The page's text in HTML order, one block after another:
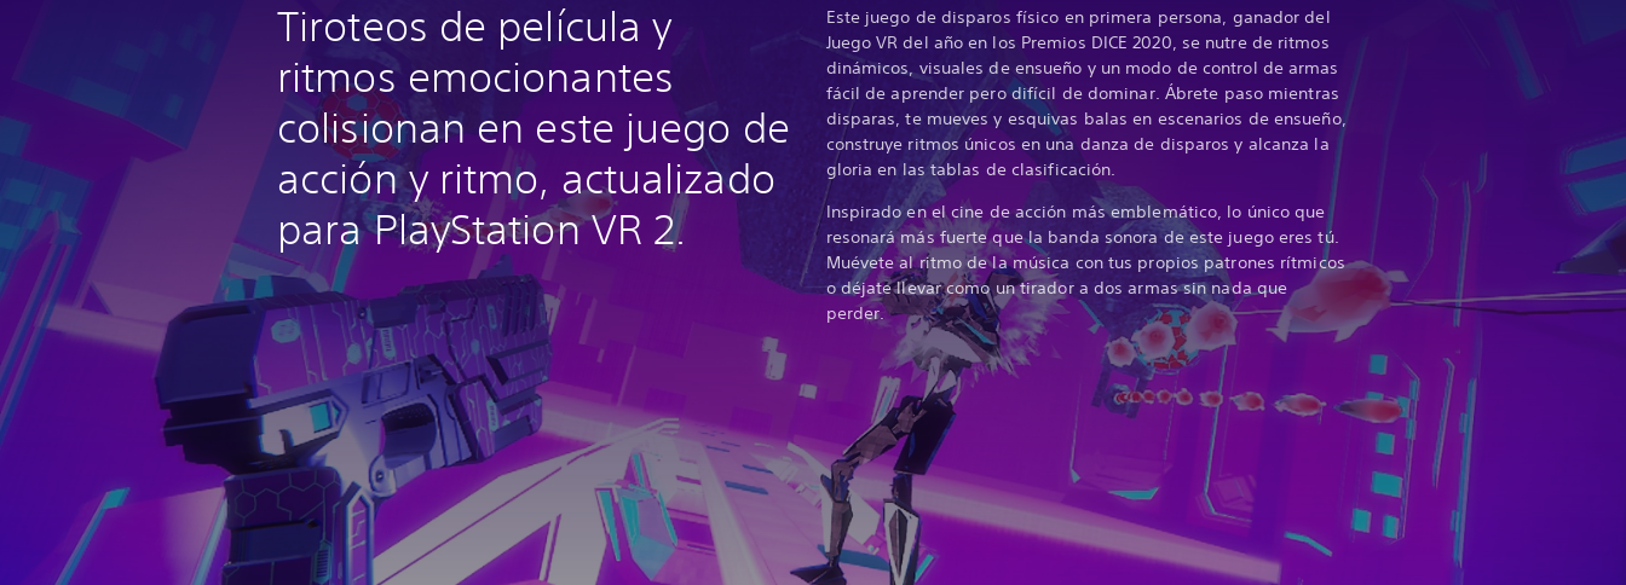
Tiroteos de película y
ritmos emocionantes
colisionan en este juego de
acción y ritmo, actualizado
para PlayStation VR 2.
Este juego de disparos físico en primera persona, ganador del
Juego VR del año en los Premios DICE 2020, se nutre de ritmos
dinámicos, visuales de ensueño y un modo de control de armas
fácil de aprender pero difícil de dominar. Ábrete paso mientras
disparas, te mueves y esquivas balas en escenarios de ensueño,
construye ritmos únicos en una danza de disparos y alcanza la
gloria en las tablas de clasificación.
Inspirado en el cine de acción más emblemático, lo único que
resonará más fuerte que la banda sonora de este juego eres tú.
Muévete al ritmo de la música con tus propios patrones rítmicos
o déjate llevar como un tirador a dos armas sin nada que
perder.